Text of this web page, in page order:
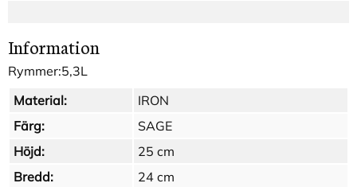
Information
Rymmer:5,3L
Material:
IRON
Färg:
SAGE
Höjd:
25 cm
Bredd:
24 cm